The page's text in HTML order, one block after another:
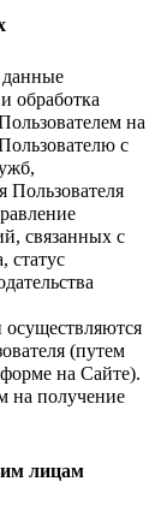
данные
обработка
на
с
Пользователя
связанных с
статус
(путем
на Сайте).
на получение
лицам